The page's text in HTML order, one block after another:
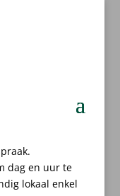
dag en uur te
lokaal enkel